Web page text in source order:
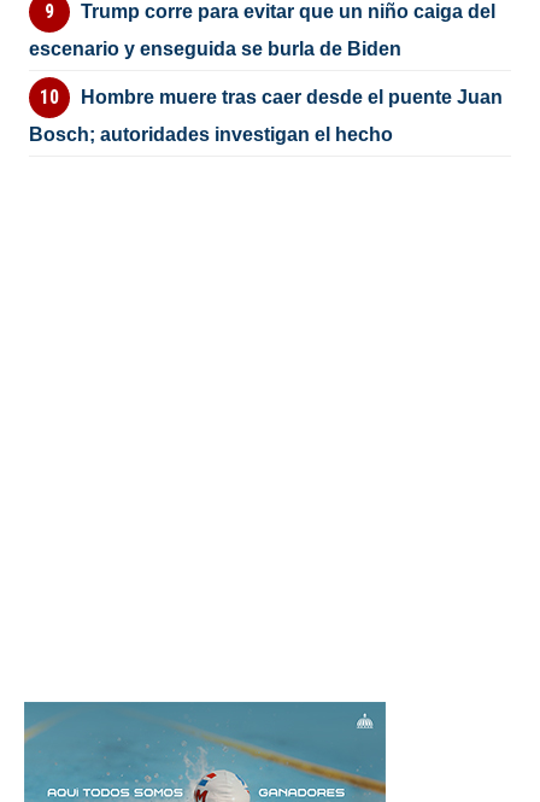
Trump corre para evitar que un niño caiga del
escenario y enseguida se burla de Biden
Hombre muere tras caer desde el puente Juan
Bosch; autoridades investigan el hecho